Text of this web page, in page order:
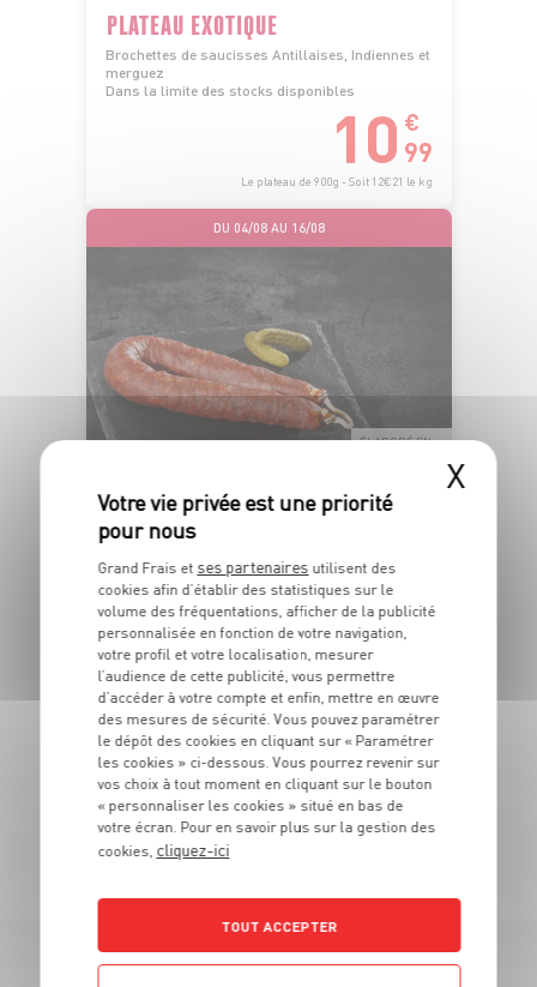
PLATEAU EXOTIQUE
Brochettes de saucisses Antillaises, Indiennes et
merguez
Dans la limite des stocks disponibles
10 €
99
Le plateau de 900g - Soit 12€21 le kg
DU 04/08 AU 16/08
ÉLABORÉ EN
ESPAGNE
CHORIZO FORT OU DOUX
En sachet
Dans la limite des stocks disponibles
3€
La pièce de 225g - Soit 15€51 le kg
TOUTES NOS PROMOTIONS
X
Grand Frais et ses partenaires utilisent des
cookies afin d’établir des statistiques sur le
volume des fréquentations, afficher de la publicité
personnalisée en fonction de votre navigation,
votre profil et votre localisation, mesurer
l’audience de cette publicité, vous permettre
d’accéder à votre compte et enfin, mettre en œuvre
des mesures de sécurité. Vous pouvez paramétrer
le dépôt des cookies en cliquant sur « Paramétrer
les cookies » ci-dessous. Vous pourrez revenir sur
vos choix à tout moment en cliquant sur le bouton
« personnaliser les cookies » situé en bas de
votre écran. Pour en savoir plus sur la gestion des
cookies, cliquez-ici
TOUT ACCEPTER